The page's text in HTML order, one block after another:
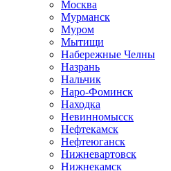
Москва
Мурманск
Муром
Мытищи
Набережные Челны
Назрань
Нальчик
Наро-Фоминск
Находка
Невинномысск
Нефтекамск
Нефтеюганск
Нижневартовск
Нижнекамск